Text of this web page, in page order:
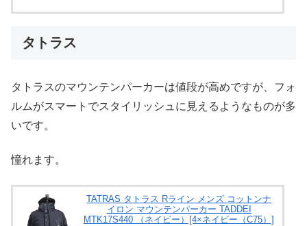
タトラス
タトラスのマウンテンパーカーは値段が高めですが、フォ
ルムがスマートでスタイリッシュに見えるようなものが多
いです。
憧れます。
TATRAS タトラス Rライン メンズ コットンナ
イロン マウンテンパーカー TADDEI
MTK17S440 （ネイビー）[4×ネイビー（C75）]